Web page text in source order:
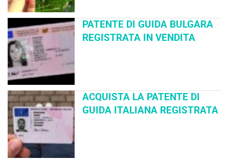
PATENTE DI GUIDA BULGARA
REGISTRATA IN VENDITA
ACQUISTA LA PATENTE DI
GUIDA ITALIANA REGISTRATA